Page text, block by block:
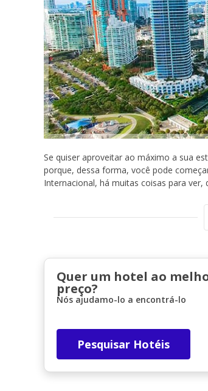
Se quiser aproveitar ao máximo a sua
porque, dessa forma, você pode
Internacional, há muitas coisas para
Quer um hotel ao
preço?
Nós ajudamo-lo a encontrá-lo
Pesquisar Hotéis